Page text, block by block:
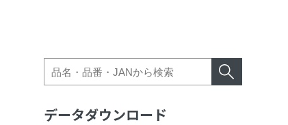
データダウンロード